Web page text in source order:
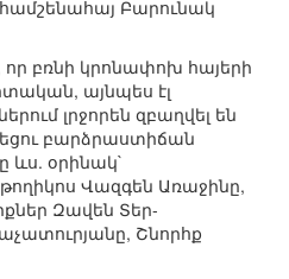
Բարունակ
որ բռնի կրոնափոխ հայերի
այնպես էլ
լրջորեն զբաղվել են
բարձրաստիճան
ևս. օրինակ`
Վազգեն Առաջինը,
Զավեն Տեր-
Շնորհք